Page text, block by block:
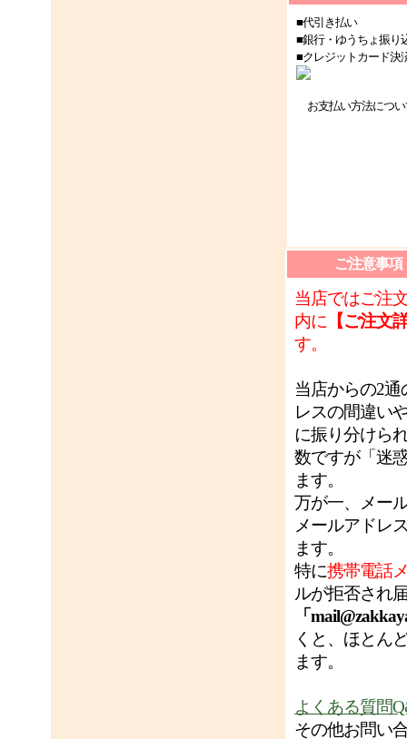
■代引き払い
■銀行・ゆうちょ振り
■クレジットカード決
お支払い方法につい
ご注意事項
当店ではご注
内に 【ご注文
す。
当店からの2
レスの間違い
に振り分けら
数ですが「迷
ます。
万が一、メー
メールアドレ
ます。
特に携帯電話
ルが拒否され
「
くと、ほとん
ます。
よくある質問
その他お問い